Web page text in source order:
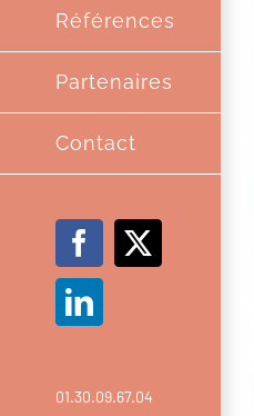
Références
Partenaires
Contact
Facebook
X
LinkedIn
01.30.09.67.04